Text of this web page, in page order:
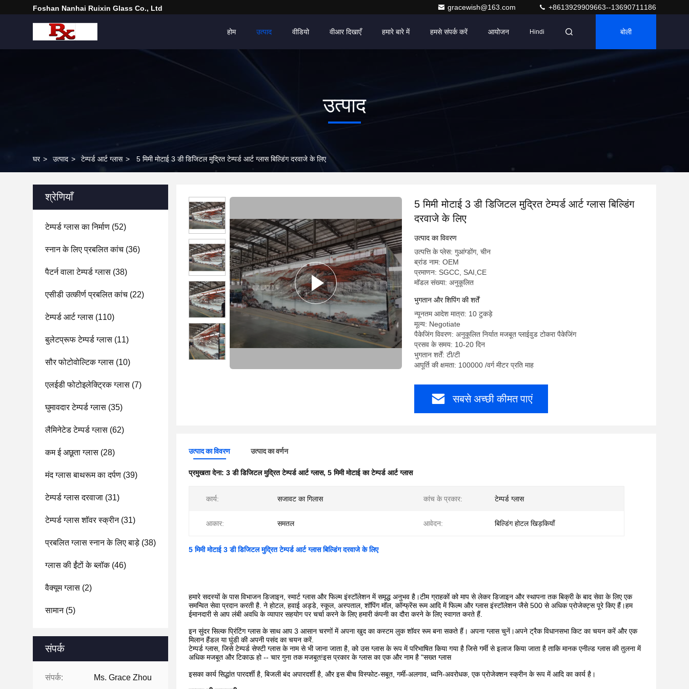
Foshan Nanhai Ruixin Glass Co., Ltd gracewish@163.com +8613929909663--13690711186
होम उत्पाद वीडियो वीआर दिखाएँ हमारे बारे में हमसे संपर्क करें आयोजन Hindi बोली
उत्पाद
घर > उत्पाद > टेम्पर्ड आर्ट ग्लास > 5 मिमी मोटाई 3 डी डिजिटल मुद्रित टेम्पर्ड आर्ट ग्लास बिल्डिंग दरवाजे के लिए
श्रेणियाँ
टेम्पर्ड ग्लास का निर्माण (52)
स्नान के लिए प्रबलित कांच (36)
पैटर्न वाला टेम्पर्ड ग्लास (38)
एसीडी उत्कीर्ण प्रबलित कांच (22)
टेम्पर्ड आर्ट ग्लास (110)
बुलेटप्रूफ टेम्पर्ड ग्लास (11)
सौर फोटोवोल्टिक ग्लास (10)
एलईडी फोटोइलेक्ट्रिक ग्लास (7)
घुमावदार टेम्पर्ड ग्लास (35)
लैमिनेटेड टेम्पर्ड ग्लास (62)
कम ई अछूता ग्लास (28)
मंद ग्लास बाथरूम का दर्पण (39)
टेम्पर्ड ग्लास दरवाजा (31)
टेम्पर्ड ग्लास शॉवर स्क्रीन(31)
प्रबलित ग्लास स्नान के लिए बाड़े (38)
ग्लास की ईंटों के ब्लॉक(46)
वैक्यूम ग्लास (2)
सामान(5)
संपर्क
संपर्क: Ms. Grace Zhou
5 मिमी मोटाई 3 डी डिजिटल मुद्रित टेम्पर्ड आर्ट ग्लास बिल्डिंग
दरवाजे के लिए
उत्पाद का विवरण
उत्पत्ति के प्लेस: गुआंग्डोंग, चीन
ब्रांड नाम: OEM
प्रमाणन: SGCC, SAI,CE
मॉडल संख्या: अनुकूलित
भुगतान और शिपिंग की शर्तें
न्यूनतम आदेश मात्रा: 10 टुकड़े
मूल्य: Negotiate
पैकेजिंग विवरण: अनुकूलित निर्यात मजबूत प्लाईवुड टोकरा पैकेजिंग
प्रसव के समय: 10-20 दिन
भुगतान शर्तें: टी/टी
आपूर्ति की क्षमता: 100000 /वर्ग मीटर प्रति माह
सबसे अच्छी कीमत पाएं
उत्पाद का विवरण उत्पाद का वर्णन
प्रमुखता देना: 3 डी डिजिटल मुद्रित टेम्पर्ड आर्ट ग्लास, 5 मिमी मोटाई का टेम्पर्ड आर्ट ग्लास
कार्य: सजावट का गिलास कांच के प्रकार: टेम्पर्ड ग्लास
आकार: समतल आवेदन: बिल्डिंग होटल खिड़कियाँ
5 मिमी मोटाई 3 डी डिजिटल मुद्रित टेम्पर्ड आर्ट ग्लास बिल्डिंग दरवाजे के लिए
हमारे सदस्यों के पास विभाजन डिजाइन, स्मार्ट ग्लास और फिल्म इंस्टॉलेशन में समृद्ध अनुभव है।टीम ग्राहकों को माप से लेकर डिजाइन और स्थापना तक बिक्री के बाद सेवा के लिए एक
समन्वित सेवा प्रदान करती है. ने होटल, हवाई अड्डे, स्कूल, अस्पताल, शॉपिंग मॉल, कॉन्फ्रेंस रूम आदि में फिल्म और ग्लास इंस्टॉलेशन जैसे 500 से अधिक प्रोजेक्ट्स पूरे किए हैं।हम
ईमानदारी से आप लंबी अवधि के व्यापार सहयोग पर चर्चा करने के लिए हमारी कंपनी का दौरा करने के लिए स्वागत करते हैं.
इन सुंदर सिल्क प्रिंटिंग ग्लास के साथ आप 3 आसान चरणों में अपना खुद का कस्टम लुक शॉवर रूम बना सकते हैं। अपना ग्लास चुनें।अपने ट्रैक विधानसभा किट का चयन करें और एक
मिलान हैंडल या घुंडी की अपनी पसंद का चयन करें.
टेम्पर्ड ग्लास, जिसे टेम्पर्ड सेफ्टी ग्लास के नाम से भी जाना जाता है, को उस ग्लास के रूप में परिभाषित किया गया है जिसे गर्मी से इलाज किया जाता है ताकि मानक एनील्ड ग्लास की तुलना में
अधिक मजबूत और टिकाऊ हो -- चार गुना तक मजबूत!इस प्रकार के ग्लास का एक और नाम है "सख्त ग्लास
इसका कार्य सिद्धांत पारदर्शी है, बिजली बंद अपारदर्शी है, और इस बीच विस्फोट-सबूत, गर्मी-अलगाव, ध्वनि-अवरोधक, एक प्रोजेक्शन स्क्रीन के रूप में आदि का कार्य है।